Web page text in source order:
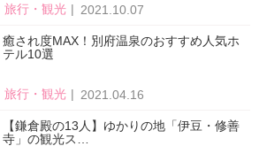
旅行・観光 2021.10.07
癒され度MAX！別府温泉のおすすめ人気ホ
テル10選
旅行・観光 2021.04.16
【鎌倉殿の13人】ゆかりの地「伊豆・修善
寺」の観光ス…